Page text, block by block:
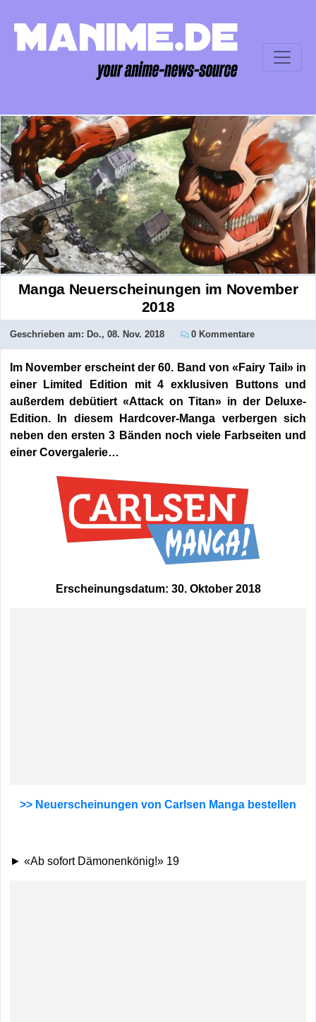
Manga Neuerscheinungen im November
2018
Geschrieben am: Do., 08. Nov. 2018 0 Kommentare
Im November erscheint der 60. Band von «Fairy Tail» in
einer Limited Edition mit 4 exklusiven Buttons und
außerdem debütiert «Attack on Titan» in der Deluxe-
Edition. In diesem Hardcover-Manga verbergen sich
neben den ersten 3 Bänden noch viele Farbseiten und
einer Covergalerie…
Erscheinungsdatum: 30. Oktober 2018
>> Neuerscheinungen von Carlsen Manga bestellen
► «Ab sofort Dämonenkönig!» 19